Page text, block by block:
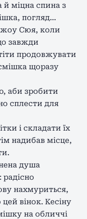
й міцна спина з
погляд…
Сюя, коли
завжди
продовжувати
щоразу
аби зробити
сплести для
і складати їх
надибав місце,
душа
радісно
нахмуриться,
вінок. Кесіну
на обличчі